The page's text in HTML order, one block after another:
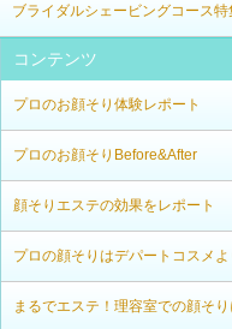
ブライダルシェービングコース特
コンテンツ
プロのお顔そり体験レポート
プロのお顔そりBefore&After
顔そりエステの効果をレポート
プロの顔そりはデパートコスメ
まるでエステ！理容室での顔そ